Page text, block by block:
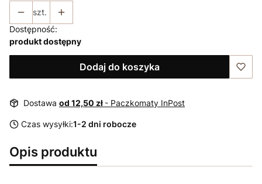
szt.
Dostępność:
produkt dostępny
Dodaj do koszyka
Dostawa od 12,50 zł - Paczkomaty InPost
Czas wysyłki:1-2 dni robocze
Opis produktu